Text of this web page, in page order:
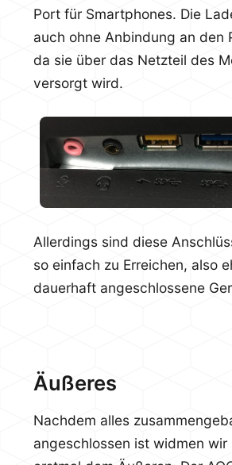
Port für Smartphones. Die
auch ohne Anbindung an den
da sie über das Netzteil des
versorgt wird.
Allerdings sind diese
so einfach zu Erreichen, also
dauerhaft angeschlossene
Äußeres
Nachdem alles
angeschlossen ist widmen wir